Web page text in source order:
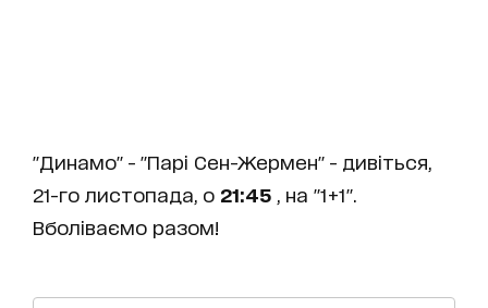
"Динамо" - "Парі Сен-Жермен" - дивіться,
21-го листопада, о 21:45 , на "1+1".
Вболіваємо разом!